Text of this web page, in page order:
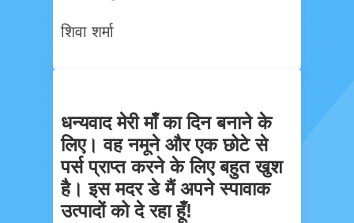
शिवा शर्मा
धन्यवाद मेरी माँ का दिन बनाने के
लिए। वह नमूने और एक छोटे से
पर्स प्राप्त करने के लिए बहुत खुश
है। इस मदर डे मैं अपने स्पावाक
उत्पादों को दे रहा हूँ!